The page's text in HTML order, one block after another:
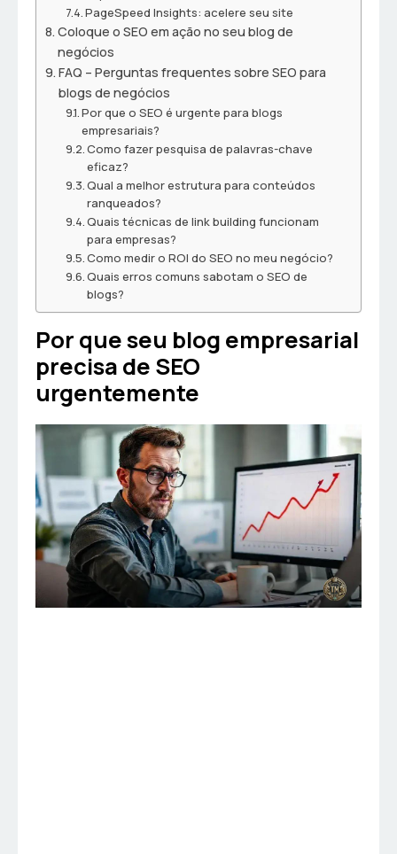
PageSpeed Insights: acelere seu site
Coloque o SEO em ação no seu blog de
negócios
FAQ – Perguntas frequentes sobre SEO para
blogs de negócios
Por que o SEO é urgente para blogs
empresariais?
Como fazer pesquisa de palavras-chave
eficaz?
Qual a melhor estrutura para conteúdos
ranqueados?
Quais técnicas de link building funcionam
para empresas?
Como medir o ROI do SEO no meu negócio?
Quais erros comuns sabotam o SEO de
blogs?
Por que seu blog empresarial
precisa de SEO
urgentemente